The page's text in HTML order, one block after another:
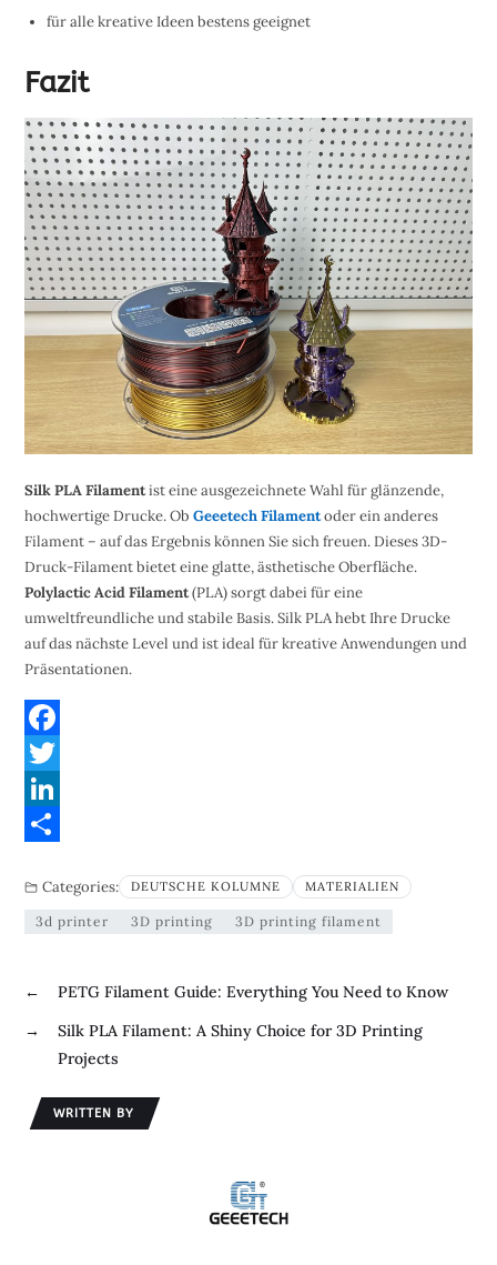
für alle kreative Ideen bestens geeignet
Fazit
Silk PLA Filamentist eine ausgezeichnete Wahl für glänzende,
hochwertige Drucke. Ob Geeetech Filamentoder ein anderes
Filament – auf das Ergebnis können Sie sich freuen. Dieses 3D-
Druck-Filament bietet eine glatte, ästhetische Oberfläche.
Polylactic Acid Filament(PLA) sorgt dabei für eine
umweltfreundliche und stabile Basis. Silk PLA hebt Ihre Drucke
auf das nächste Level und ist ideal für kreative Anwendungen und
Präsentationen.
F
a
c
b
k
T
w
t
r
L
n
d
I
h
e
Categories: DEUTSCHE KOLUMNE MATERIALIEN
3d printer 3D printing 3D printing filament
←
PETG Filament Guide: Everything You Need to Know
→
Silk PLA Filament: A Shiny Choice for 3D Printing
Projects
WRITTEN BY